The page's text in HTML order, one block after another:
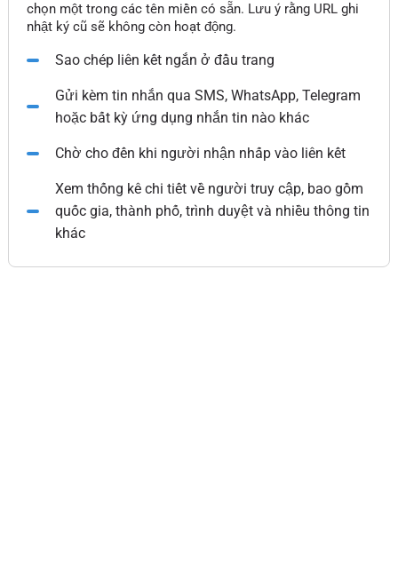
chọn một trong các tên miền có sẵn. Lưu ý rằng URL ghi
nhật ký cũ sẽ không còn hoạt động.
Sao chép liên kết ngắn ở đầu trang
Gửi kèm tin nhắn qua SMS, WhatsApp, Telegram
hoặc bất kỳ ứng dụng nhắn tin nào khác
Chờ cho đến khi người nhận nhấp vào liên kết
Xem thống kê chi tiết về người truy cập, bao gồm
quốc gia, thành phố, trình duyệt và nhiều thông tin
khác